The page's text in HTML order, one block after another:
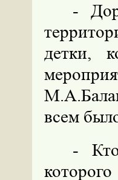
-
детки,
всем
-